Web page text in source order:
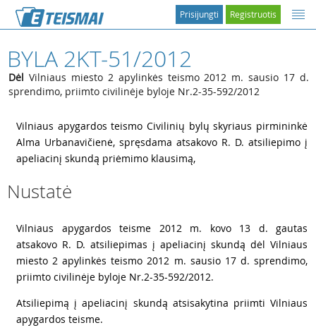
Registruotis
Prisijungti
BYLA 2KT-51/2012
Dėl Vilniaus miesto 2 apylinkės teismo 2012 m. sausio 17 d.
sprendimo, priimto civilinėje byloje Nr.2-35-592/2012
Vilniaus apygardos teismo Civilinių bylų skyriaus pirmininkė
Alma Urbanavičienė, spręsdama atsakovo R. D. atsiliepimo į
apeliacinį skundą priėmimo klausimą,
Nustatė
Vilniaus apygardos teisme 2012 m. kovo 13 d. gautas
atsakovo R. D. atsiliepimas į apeliacinį skundą dėl Vilniaus
miesto 2 apylinkės teismo 2012 m. sausio 17 d. sprendimo,
priimto civilinėje byloje Nr.2-35-592/2012.
Atsiliepimą į apeliacinį skundą atsisakytina priimti Vilniaus
apygardos teisme.